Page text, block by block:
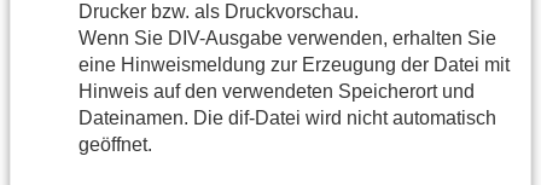
Drucker bzw. als Druckvorschau.
Wenn Sie DIV-Ausgabe verwenden, erhalten Sie
eine Hinweismeldung zur Erzeugung der Datei mit
Hinweis auf den verwendeten Speicherort und
Dateinamen. Die dif-Datei wird nicht automatisch
geöffnet.